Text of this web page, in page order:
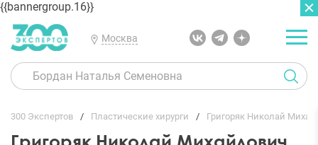
{{bannergroup.16}}
Москва
300 Экспертов Пластические хирурги Григоряк Николай
ГЛАВНАЯ ОТЗЫВЫ